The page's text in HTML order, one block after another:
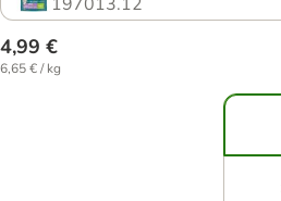
4,99 €
6,65 € / kg